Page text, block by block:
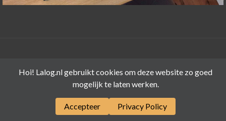
Hoi! Lalog.nl gebruikt cookies om deze website zo goed
mogelijk te laten werken.
Accepteer Privacy Policy